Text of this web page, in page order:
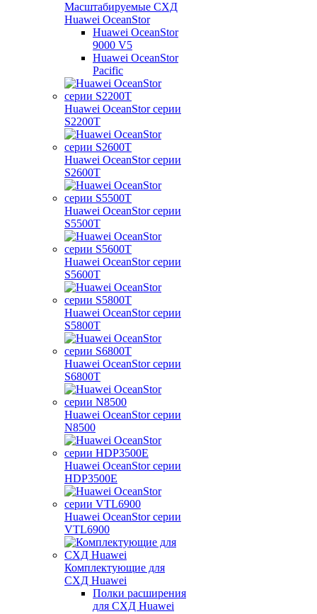
Масштабируемые СХД
Huawei OceanStor
Huawei OceanStor
9000 V5
Huawei OceanStor
Pacific
Huawei OceanStor серии
S2200T
Huawei OceanStor серии
S2600T
Huawei OceanStor серии
S5500T
Huawei OceanStor серии
S5600T
Huawei OceanStor серии
S5800T
Huawei OceanStor серии
S6800T
Huawei OceanStor серии
N8500
Huawei OceanStor серии
HDP3500E
Huawei OceanStor серии
VTL6900
Комплектующие для
СХД Huawei
Полки расширения
для СХД Huawei